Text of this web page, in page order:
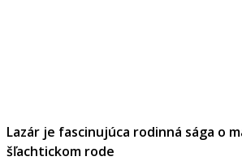
Lazár je fascinujúca rodinná sága o
šľachtickom rode